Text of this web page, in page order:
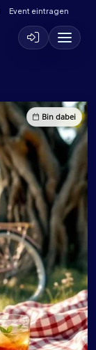
Event eintragen
Bin dabei